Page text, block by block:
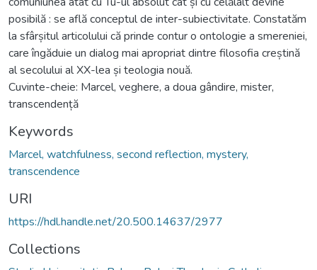
posibilă : se află conceptul de inter-subiectivitate. Constatăm
la sfârșitul articolului că prinde contur o ontologie a smereniei,
care îngăduie un dialog mai apropriat dintre filosofia creștină
al secolului al XX-lea și teologia nouă.
Cuvinte-cheie: Marcel, veghere, a doua gândire, mister,
transcendență
Keywords
Marcel, watchfulness, second reflection, mystery,
transcendence
URI
https://hdl.handle.net/20.500.14637/2977
Collections